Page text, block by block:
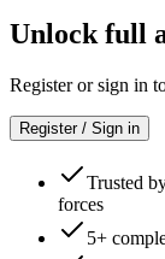
Unlock full
Register or sign in
Register / Sign in
Trusted
forces
5+